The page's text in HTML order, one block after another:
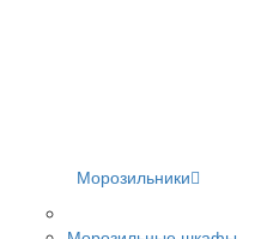
Морозильники